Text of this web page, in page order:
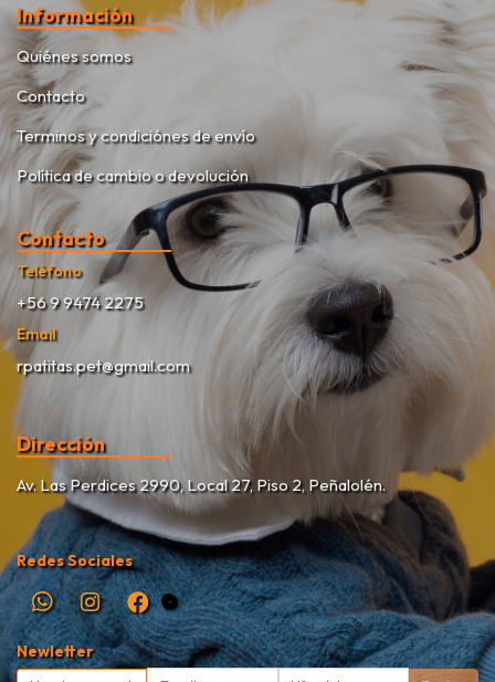
Información
Quiénes somos
Contacto
Terminos y condiciónes de envío
Política de cambio o devolución
Contacto
Teléfono
+56 9 9474 2275
Email
rpatitas.pet@gmail.com
Dirección
Av. Las Perdices 2990, Local 27, Piso 2, Peñalolén.
Redes Sociales
Newletter